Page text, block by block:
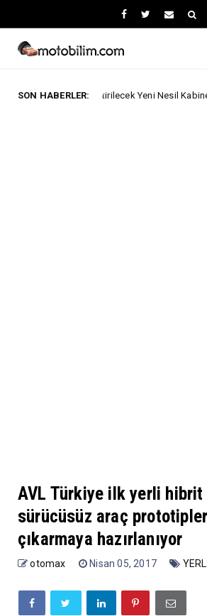
SON HABERLER:
Geliştirilecek Yeni Nesil Kabine Yönelik
AVL Türkiye ilk yerli hibrit
sürücüsüz araç
çıkarmaya hazırlanıyor
otomax Nisan 05, 2017